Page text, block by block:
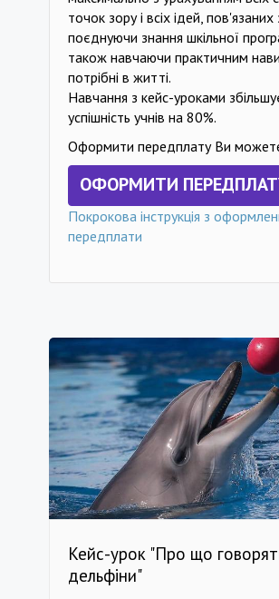
точок зору і всіх ідей,
поєднуючи знання шкільної
також навчаючи практичним
потрібні в житті.
Навчання з кейс-уроками
успішність учнів на 80%.
Оформити передплату Ви
ОФОРМИТИ
Покрокова інструкція з
передплати
Кейс-урок "Про що
дельфіни"